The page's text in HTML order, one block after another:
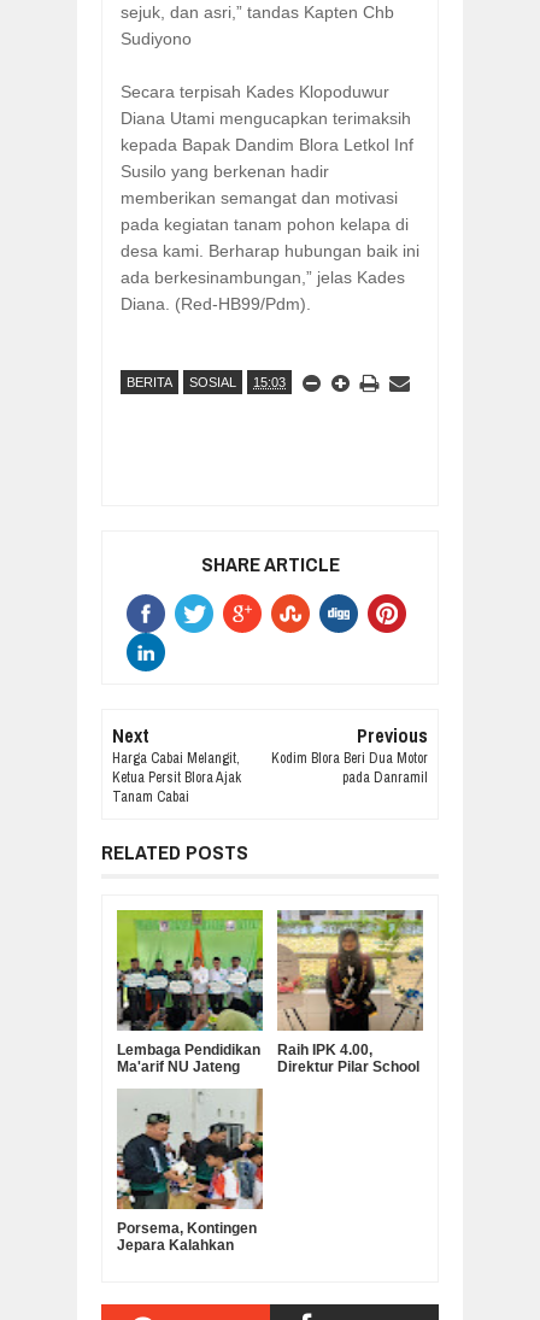
sejuk, dan asri,” tandas Kapten Chb
Sudiyono
Secara terpisah Kades Klopoduwur
Diana Utami mengucapkan terimaksih
kepada Bapak Dandim Blora Letkol Inf
Susilo yang berkenan hadir
memberikan semangat dan motivasi
pada kegiatan tanam pohon kelapa di
desa kami. Berharap hubungan baik ini
ada berkesinambungan,” jelas Kades
Diana. (Red-HB99/Pdm).
BERITA SOSIAL 15:03
SHARE ARTICLE
Next
Harga Cabai Melangit,
Ketua Persit Blora Ajak
Tanam Cabai
Previous
Kodim Blora Beri Dua Motor
pada Danramil
RELATED POSTS
Lembaga Pendidikan
Ma'arif NU Jateng
Operasional MKKS
SMK Ma’arif
Raih IPK 4.00,
Direktur Pilar School
Porsema, Kontingen
Jepara Kalahkan